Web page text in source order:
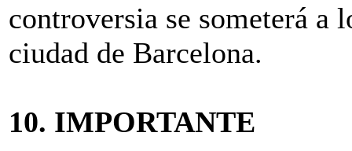
controversia se someterá a
ciudad de Barcelona.
10. IMPORTANTE